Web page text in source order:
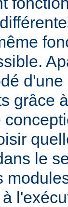
grâce
le